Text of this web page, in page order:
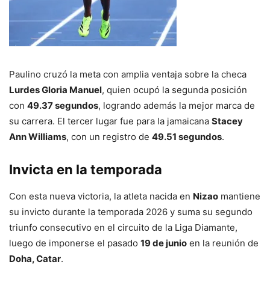
Paulino cruzó la meta con amplia ventaja sobre la checa
Lurdes Gloria Manuel, quien ocupó la segunda posición
con 49.37 segundos, logrando además la mejor marca de
su carrera. El tercer lugar fue para la jamaicana Stacey
Ann Williams, con un registro de 49.51 segundos.
Invicta en la temporada
Con esta nueva victoria, la atleta nacida en Nizao mantiene
su invicto durante la temporada 2026 y suma su segundo
triunfo consecutivo en el circuito de la Liga Diamante,
luego de imponerse el pasado 19 de junio en la reunión de
Doha, Catar.